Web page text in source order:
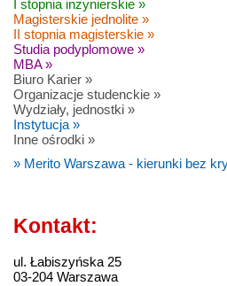
I stopnia inżynierskie »
Magisterskie jednolite »
II stopnia magisterskie »
Studia podyplomowe »
MBA »
Biuro Karier »
Organizacje studenckie »
Wydziały, jednostki »
Instytucja »
Inne ośrodki »
» Merito Warszawa - kierunki bez
Kontakt:
ul. Łabiszyńska 25
03-204 Warszawa